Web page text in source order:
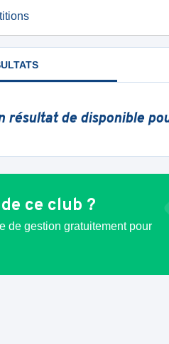
résultat de disponible
ce club ?
de gestion gratuitement pour